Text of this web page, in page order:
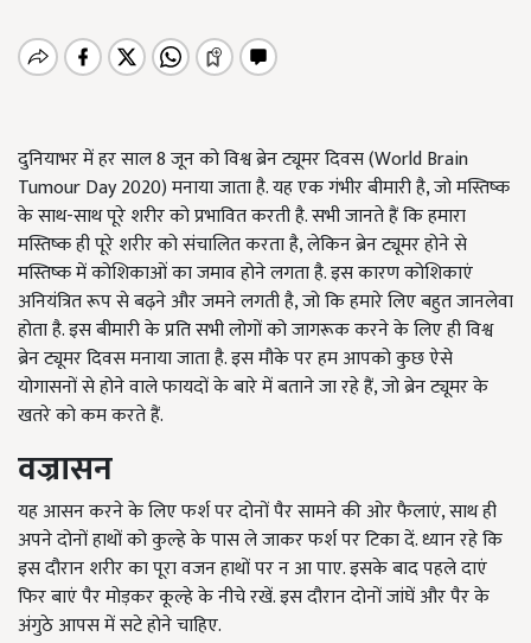
दुनियाभर में हर साल 8 जून को विश्व ब्रेन ट्यूमर दिवस (World Brain
Tumour Day 2020) मनाया जाता है. यह एक गंभीर बीमारी है, जो मस्तिष्क
के साथ-साथ पूरे शरीर को प्रभावित करती है. सभी जानते हैं कि हमारा
मस्तिष्क ही पूरे शरीर को संचालित करता है, लेकिन ब्रेन ट्यूमर होने से
मस्तिष्क में कोशिकाओं का जमाव होने लगता है. इस कारण कोशिकाएं
अनियंत्रित रूप से बढ़ने और जमने लगती है, जो कि हमारे लिए बहुत जानलेवा
होता है. इस बीमारी के प्रति सभी लोगों को जागरूक करने के लिए ही विश्व
ब्रेन ट्यूमर दिवस मनाया जाता है. इस मौके पर हम आपको कुछ ऐसे
योगासनों से होने वाले फायदों के बारे में बताने जा रहे हैं, जो ब्रेन ट्यूमर के
खतरे को कम करते हैं.
वज्रासन
यह आसन करने के लिए फर्श पर दोनों पैर सामने की ओर फैलाएं, साथ ही
अपने दोनों हाथों को कुल्हे के पास ले जाकर फर्श पर टिका दें. ध्यान रहे कि
इस दौरान शरीर का पूरा वजन हाथों पर न आ पाए. इसके बाद पहले दाएं
फिर बाएं पैर मोड़कर कूल्हे के नीचे रखें. इस दौरान दोनों जांघें और पैर के
अंगुठे आपस में सटे होने चाहिए.